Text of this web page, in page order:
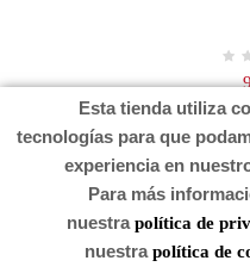
Esta tienda utiliza
tecnologías para que
experiencia en
Para más
nuestrapolítica de
nuestrapolítica de